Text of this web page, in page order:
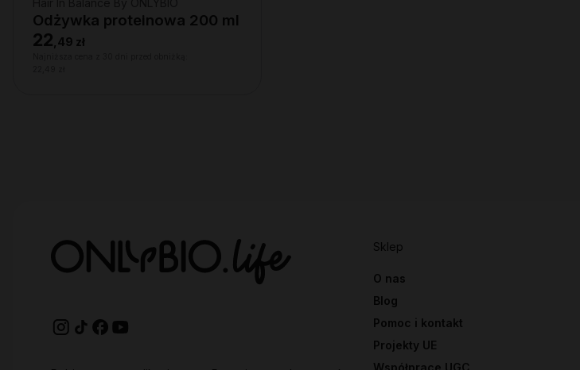
Odżywka proteinowa 200 ml
22 49 zł
Sklep
O nas
Blog
Pomoc i kontakt
Projekty UE
Współprace UGC